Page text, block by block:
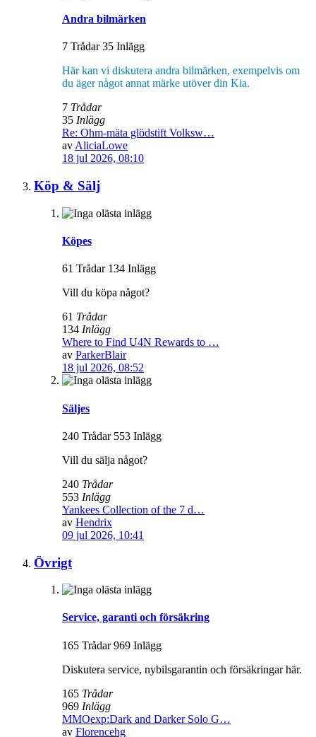
Andra bilmärken
7 Trådar 35 Inlägg
Här kan vi diskutera andra bilmärken, exempelvis om
du äger något annat märke utöver din Kia.
7 Trådar
35 Inlägg
Re: Ohm-mäta glödstift Volksw…
av AliciaLowe
18 jul 2026, 08:10
Köp & Sälj
Köpes
61 Trådar 134 Inlägg
Vill du köpa något?
61 Trådar
134 Inlägg
Where to Find U4N Rewards to …
av ParkerBlair
18 jul 2026, 08:52
Säljes
240 Trådar 553 Inlägg
Vill du sälja något?
240 Trådar
553 Inlägg
Yankees Collection of the 7 d…
av Hendrix
09 jul 2026, 10:41
Övrigt
Service, garanti och försäkring
165 Trådar 969 Inlägg
Diskutera service, nybilsgarantin och försäkringar här.
165 Trådar
969 Inlägg
MMOexp:Dark and Darker Solo G…
av Florencehg